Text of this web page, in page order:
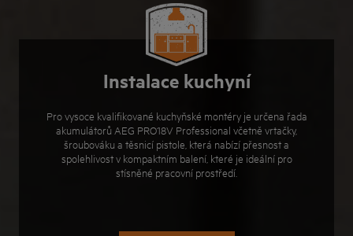
Instalace kuchyní
Pro vysoce kvalifikované kuchyňské montéry je určena řada
akumulátorů AEG PRO18V Professional včetně vrtačky,
šroubováku a těsnicí pistole, která nabízí přesnost a
spolehlivost v kompaktním balení, které je ideální pro
stísněné pracovní prostředí.